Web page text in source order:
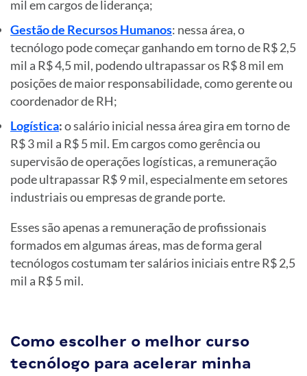
mil em cargos de liderança;
Gestão de Recursos Humanos: nessa área, o
tecnólogo pode começar ganhando em torno de R$ 2,5
mil a R$ 4,5 mil, podendo ultrapassar os R$ 8 mil em
posições de maior responsabilidade, como gerente ou
coordenador de RH;
Logística:o salário inicial nessa área gira em torno de
R$ 3 mil a R$ 5 mil. Em cargos como gerência ou
supervisão de operações logísticas, a remuneração
pode ultrapassar R$ 9 mil, especialmente em setores
industriais ou empresas de grande porte.
Esses são apenas a remuneração de profissionais
formados em algumas áreas, mas de forma geral
tecnólogos costumam ter salários iniciais entre R$ 2,5
mil a R$ 5 mil.
Como escolher o melhor curso
tecnólogo para acelerar minha